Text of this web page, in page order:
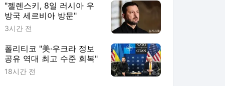
"젤렌스키, 8일 러시아 우
방국 세르비아 방문"
3시간 전
폴리티코 "美·우크라 정보
공유 역대 최고 수준 회복"
18시간 전